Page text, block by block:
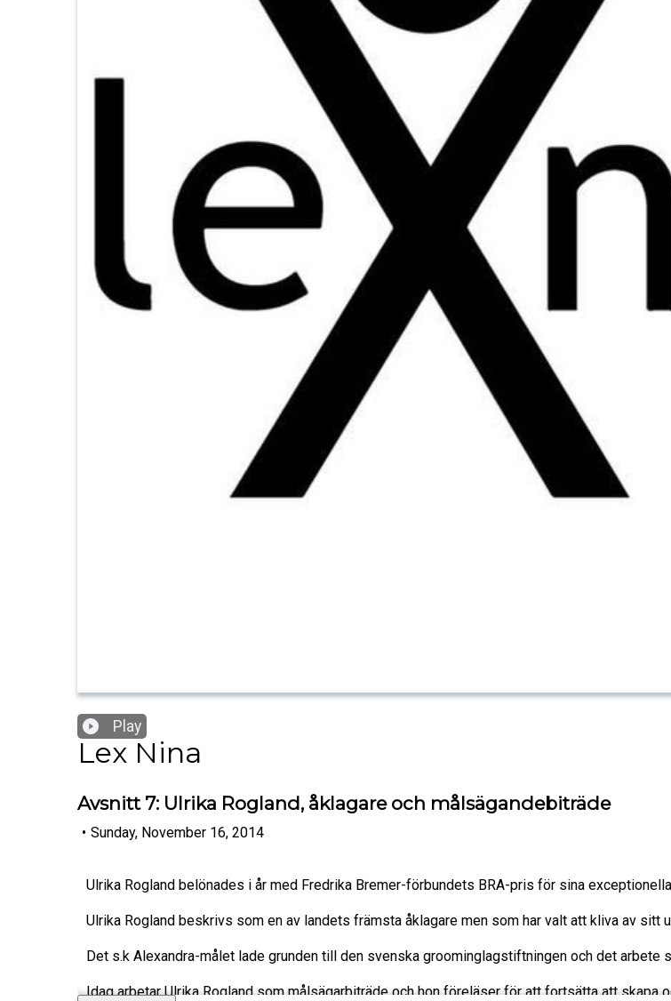
Play
Lex Nina
Avsnitt 7: Ulrika Rogland, åklagare och målsägandebiträde
• Sunday, November 16, 2014
Ulrika Rogland belönades i år med Fredrika Bremer-förbundets BRA-pris för sina
Ulrika Rogland beskrivs som en av landets främsta åklagare men som har valt att kliva av sitt
Det s.k Alexandra-målet lade grunden till den svenska groominglagstiftningen och det arbete
Idag arbetar Ulrika Rogland som målsägarbiträde och hon föreläser för att fortsätta att skapa